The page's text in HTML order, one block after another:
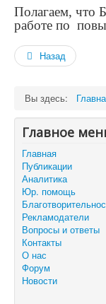
Полагаем, что
работе по
Назад
Вы здесь:
Главное
Главная
Публикации
Аналитика
Юр. помощь
Рекламодатели
Вопросы и ответы
Контакты
О нас
Форум
Новости